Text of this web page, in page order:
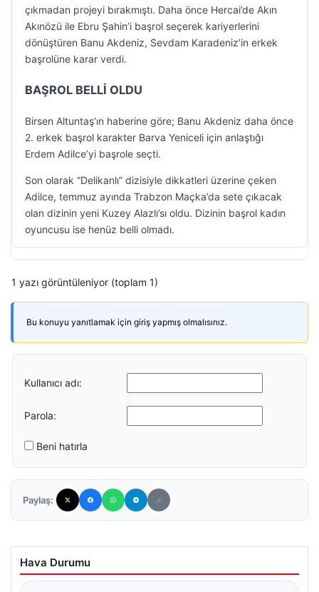
çıkmadan projeyi bırakmıştı. Daha önce Hercai’de Akın
Akınözü ile Ebru Şahin’i başrol seçerek kariyerlerini
dönüştüren Banu Akdeniz, Sevdam Karadeniz’in erkek
başrolüne karar verdi.
BAŞROL BELLİ OLDU
Birsen Altuntaş’ın haberine göre; Banu Akdeniz daha önce
2. erkek başrol karakter Barva Yeniceli için anlaştığı
Erdem Adilce’yi başrole seçti.
Son olarak “Delikanlı” dizisiyle dikkatleri üzerine çeken
Adilce, temmuz ayında Trabzon Maçka’da sete çıkacak
olan dizinin yeni Kuzey Alazlı’sı oldu. Dizinin başrol kadın
oyuncusu ise henüz belli olmadı.
1 yazı görüntüleniyor (toplam 1)
Bu konuyu yanıtlamak için giriş yapmış olmalısınız.
Kullanıcı adı:
Parola:
Beni hatırla
Paylaş:
Hava Durumu